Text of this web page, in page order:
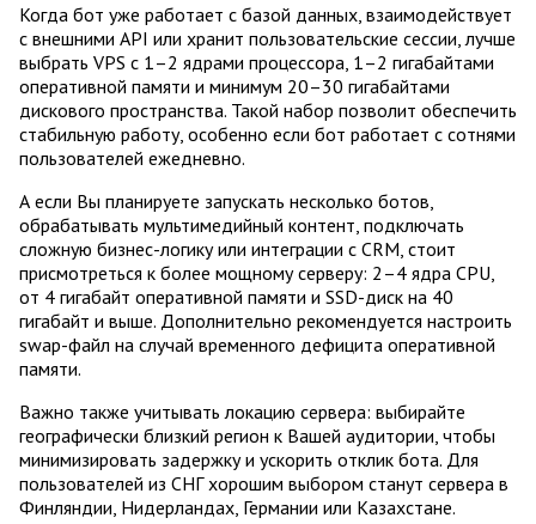
Когда бот уже работает с базой данных, взаимодействует
с внешними API или хранит пользовательские сессии, лучше
выбрать VPS с 1–2 ядрами процессора, 1–2 гигабайтами
оперативной памяти и минимум 20–30 гигабайтами
дискового пространства. Такой набор позволит обеспечить
стабильную работу, особенно если бот работает с сотнями
пользователей ежедневно.
А если Вы планируете запускать несколько ботов,
обрабатывать мультимедийный контент, подключать
сложную бизнес-логику или интеграции с CRM, стоит
присмотреться к более мощному серверу: 2–4 ядра CPU,
от 4 гигабайт оперативной памяти и SSD-диск на 40
гигабайт и выше. Дополнительно рекомендуется настроить
swap-файл на случай временного дефицита оперативной
памяти.
Важно также учитывать локацию сервера: выбирайте
географически близкий регион к Вашей аудитории, чтобы
минимизировать задержку и ускорить отклик бота. Для
пользователей из СНГ хорошим выбором станут сервера в
Финляндии, Нидерландах, Германии или Казахстане.